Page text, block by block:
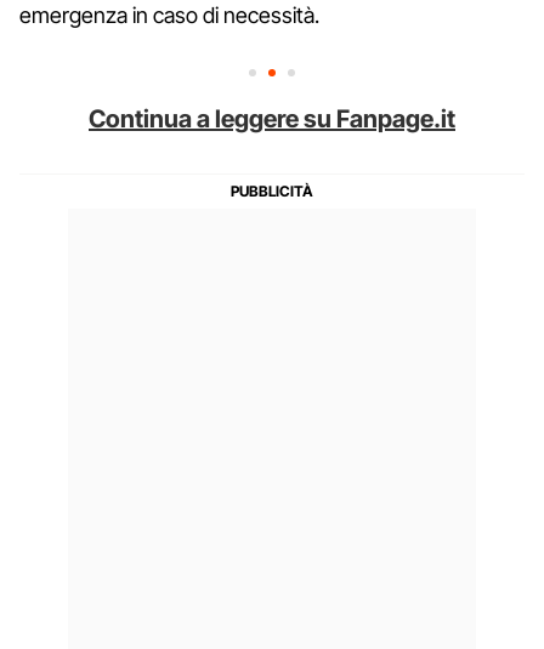
emergenza in caso di necessità.
Continua a leggere su Fanpage.it